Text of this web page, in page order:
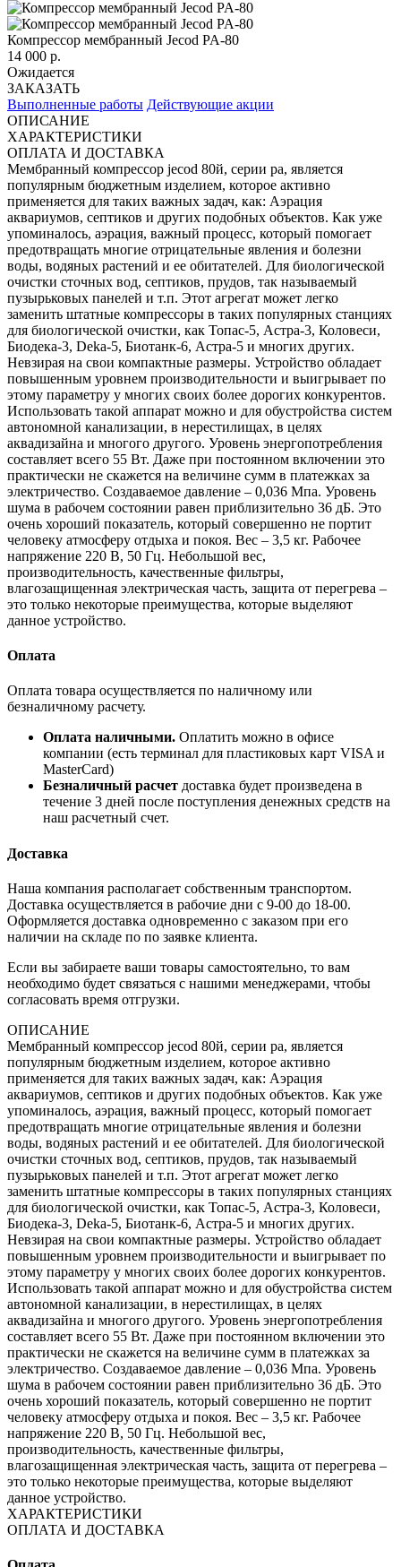
Компрессор мембранный Jecod PA-80
14 000 р.
Ожидается
ЗАКАЗАТЬ
Выполненные работы Действующие акции
ОПИСАНИЕ
ХАРАКТЕРИСТИКИ
ОПЛАТА И ДОСТАВКА
Мембранный компрессор jecod 80й, серии pa, является
популярным бюджетным изделием, которое активно
применяется для таких важных задач, как: Аэрация
аквариумов, септиков и других подобных объектов. Как уже
упоминалось, аэрация, важный процесс, который помогает
предотвращать многие отрицательные явления и болезни
воды, водяных растений и ее обитателей. Для биологической
очистки сточных вод, септиков, прудов, так называемый
пузырьковых панелей и т.п. Этот агрегат может легко
заменить штатные компрессоры в таких популярных станциях
для биологической очистки, как Топас-5, Астра-3, Коловеси,
Биодека-3, Deka-5, Биотанк-6, Астра-5 и многих других.
Невзирая на свои компактные размеры. Устройство обладает
повышенным уровнем производительности и выигрывает по
этому параметру у многих своих более дорогих конкурентов.
Использовать такой аппарат можно и для обустройства систем
автономной канализации, в нерестилищах, в целях
аквадизайна и многого другого. Уровень энергопотребления
составляет всего 55 Вт. Даже при постоянном включении это
практически не скажется на величине сумм в платежках за
электричество. Создаваемое давление – 0,036 Мпа. Уровень
шума в рабочем состоянии равен приблизительно 36 дБ. Это
очень хороший показатель, который совершенно не портит
человеку атмосферу отдыха и покоя. Вес – 3,5 кг. Рабочее
напряжение 220 В, 50 Гц. Небольшой вес,
производительность, качественные фильтры,
влагозащищенная электрическая часть, защита от перегрева –
это только некоторые преимущества, которые выделяют
данное устройство.
Оплата
Оплата товара осуществляется по наличному или
безналичному расчету.
Оплата наличными. Оплатить можно в офисе
компании (есть терминал для пластиковых карт VISA и
MasterCard)
Безналичный расчет доставка будет произведена в
течение 3 дней после поступления денежных средств на
наш расчетный счет.
Доставка
Наша компания располагает собственным транспортом.
Доставка осуществляется в рабочие дни с 9-00 до 18-00.
Оформляется доставка одновременно с заказом при его
наличии на складе по по заявке клиента.
Если вы забираете ваши товары самостоятельно, то вам
необходимо будет связаться с нашими менеджерами, чтобы
согласовать время отгрузки.
ОПИСАНИЕ
Мембранный компрессор jecod 80й, серии pa, является
популярным бюджетным изделием, которое активно
применяется для таких важных задач, как: Аэрация
аквариумов, септиков и других подобных объектов. Как уже
упоминалось, аэрация, важный процесс, который помогает
предотвращать многие отрицательные явления и болезни
воды, водяных растений и ее обитателей. Для биологической
очистки сточных вод, септиков, прудов, так называемый
пузырьковых панелей и т.п. Этот агрегат может легко
заменить штатные компрессоры в таких популярных станциях
для биологической очистки, как Топас-5, Астра-3, Коловеси,
Биодека-3, Deka-5, Биотанк-6, Астра-5 и многих других.
Невзирая на свои компактные размеры. Устройство обладает
повышенным уровнем производительности и выигрывает по
этому параметру у многих своих более дорогих конкурентов.
Использовать такой аппарат можно и для обустройства систем
автономной канализации, в нерестилищах, в целях
аквадизайна и многого другого. Уровень энергопотребления
составляет всего 55 Вт. Даже при постоянном включении это
практически не скажется на величине сумм в платежках за
электричество. Создаваемое давление – 0,036 Мпа. Уровень
шума в рабочем состоянии равен приблизительно 36 дБ. Это
очень хороший показатель, который совершенно не портит
человеку атмосферу отдыха и покоя. Вес – 3,5 кг. Рабочее
напряжение 220 В, 50 Гц. Небольшой вес,
производительность, качественные фильтры,
влагозащищенная электрическая часть, защита от перегрева –
это только некоторые преимущества, которые выделяют
данное устройство.
ХАРАКТЕРИСТИКИ
ОПЛАТА И ДОСТАВКА